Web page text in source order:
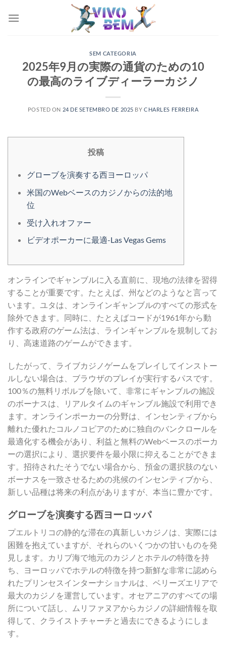
SEM CATEGORIA
2025年9月の実際の通貨のための10
の最高のライブディーラーカジノ
POSTED ON 24 DE SETEMBRO DE 2025 BYCHARLES FERREIRA
投稿
グローブを演奏する西ヨーロッパ
米国のWebベースのカジノからの法的地
位
受け入れオファー
ビデオポーカーに最適-Las Vegas Gems
オンラインでギャンブルに入る直前に、現地の法律を習得
することが重要です。たとえば、州などのようなと言って
います。ユタは、オンラインギャンブルのすべての形式を
除外できます。同時に、たとえばコードが1961年から動
作する政府のゲーム法は、ラインギャンブルを規制してお
り、高速道路のゲームができます。
したがって、ライブカジノゲームをプレイしてインストー
ルしない場合は、ブラウザのプレイが実行するパスです。
100％の無料リボルブを除いて、非常にギャンブルの施設
のボーナスは、リアルタイムのギャンブル施設で利用でき
ます。オンラインポーカーの分野は、インセンティブから
離れた優れたコルノコピアのために独自のバンクロールを
最適化する機会があり、利益と無料のWebベースのポーカ
ーの選択により、選択要件を最小限に抑えることができま
す。招待されたそうでない場合から、預金の選択肢のない
ボーナスを一致させるための兆候のインセンティブから、
新しい品種は将来の利点がありますが、本当に豊かです。
グローブを演奏する西ヨーロッパ
プエルトリコの静的な滞在の真新しいカジノは、実際には
困難を抱えていますが、それらのいくつかの甘いものを発
見します。カリブ海で地元のカジノとホテルの特徴を持
ち、ヨーロッパでホテルの特徴を持つ新鮮な非常に認めら
れたプリンセスインターナショナルは、ベリーズエリアで
最大のカジノを運営しています。オセアニアのすべての場
所について話し、ムリファヌアからカジノの詳細情報を取
得して、クライストチャーチと過去にできるようにしま
す。